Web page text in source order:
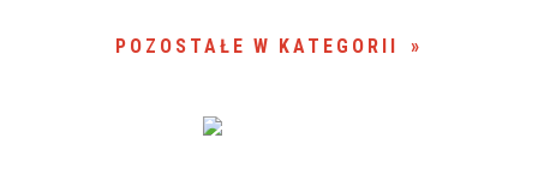
POZOSTAŁE W KATEGORII